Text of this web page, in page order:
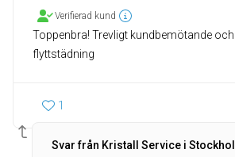
Verifierad kund
Toppenbra! Trevligt kundbemötande
flyttstädning
1
Svar från Kristall Service i